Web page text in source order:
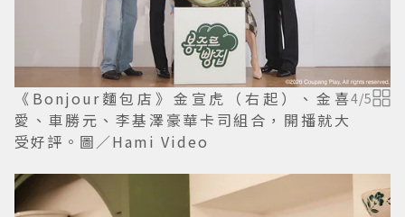
《Bonjour麵包店》金宣虎（右起）、金喜
愛、車勝元、李基澤豪華卡司組合，開播就大
受好評。圖／Hami Video
4/5